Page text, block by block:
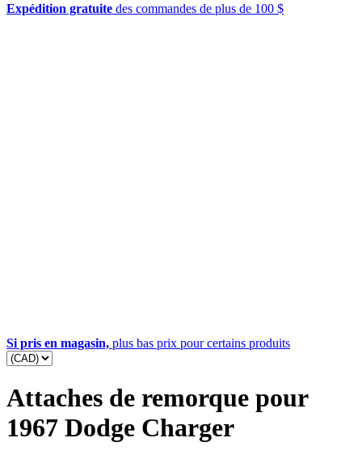
Expédition gratuite des commandes de plus de 100 $
Si pris en magasin, plus bas prix pour certains produits
Attaches de remorque pour
1967 Dodge Charger